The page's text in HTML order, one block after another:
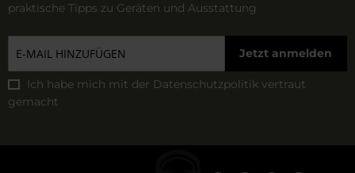
praktische Tipps zu Geräten und Ausstattung
Jetzt anmelden
Ich habe mich mit der Datenschutzpolitik vertraut
gemacht